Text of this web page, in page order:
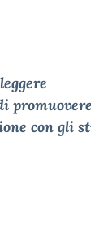
promuovere
con gli